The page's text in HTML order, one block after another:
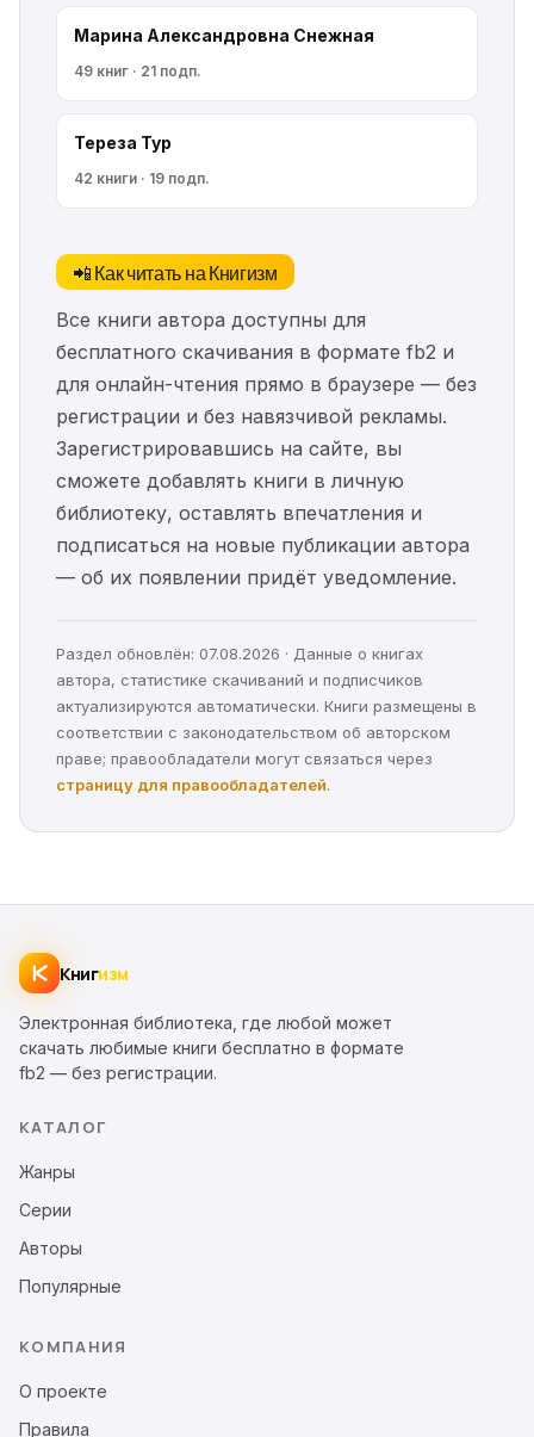
Марина Александровна Снежная
49 книг · 21 подп.
Тереза Тур
42 книги · 19 подп.
📲 Как читать на Книгизм
Все книги автора доступны для
бесплатного скачивания в формате fb2 и
для онлайн-чтения прямо в браузере — без
регистрации и без навязчивой рекламы.
Зарегистрировавшись на сайте, вы
сможете добавлять книги в личную
библиотеку, оставлять впечатления и
подписаться на новые публикации автора
— об их появлении придёт уведомление.
Раздел обновлён: 07.08.2026 · Данные о книгах
автора, статистике скачиваний и подписчиков
актуализируются автоматически. Книги размещены в
соответствии с законодательством об авторском
праве; правообладатели могут связаться через
страницу для правообладателей.
Книгизм
Электронная библиотека, где любой может
скачать любимые книги бесплатно в формате
fb2 — без регистрации.
КАТАЛОГ
Жанры
Серии
Авторы
Популярные
КОМПАНИЯ
О проекте
Правила